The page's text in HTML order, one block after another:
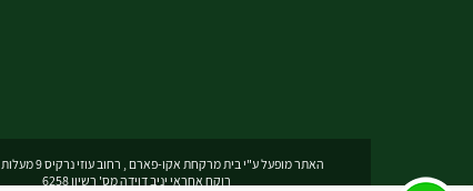
האתר מופעל ע"י בית מרקחת אקו-פארם , רחוב עוזי נרקיס 9 מעלות - תרשיחא
רוקח אחראי יניב דוידה מס' רשיון 6258